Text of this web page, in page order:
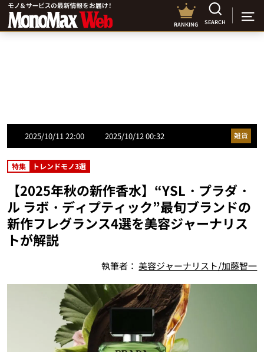
RANKING SEARCH
2025/10/11 22:00 2025/10/12 00:32 雑貨
特集 トレンドモノ3選
【2025年秋の新作香水】“YSL・プラダ・
ル ラボ・ディプティック”最旬ブランドの
新作フレグランス4選を美容ジャーナリス
トが解説
執筆者：美容ジャーナリスト/加藤智一